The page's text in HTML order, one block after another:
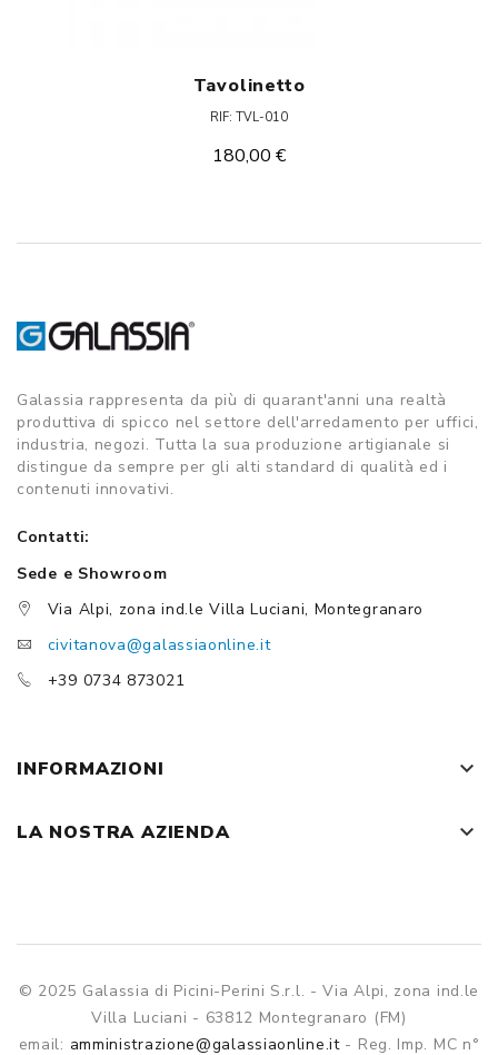
Tavolinetto
RIF: TVL-010
180,00 €
Galassia rappresenta da più di quarant'anni una realtà
produttiva di spicco nel settore dell'arredamento per uffici,
industria, negozi. Tutta la sua produzione artigianale si
distingue da sempre per gli alti standard di qualità ed i
contenuti innovativi.
Contatti:
Sede e Showroom
Via Alpi, zona ind.le Villa Luciani, Montegranaro
civitanova@galassiaonline.it
+39 0734 873021
INFORMAZIONI keyboard_arrow_down
LA NOSTRA AZIENDA keyboard_arrow_down
© 2025 Galassia di Picini-Perini S.r.l. - Via Alpi, zona ind.le
Villa Luciani - 63812 Montegranaro (FM)
email: amministrazione@galassiaonline.it- Reg. Imp. MC n°